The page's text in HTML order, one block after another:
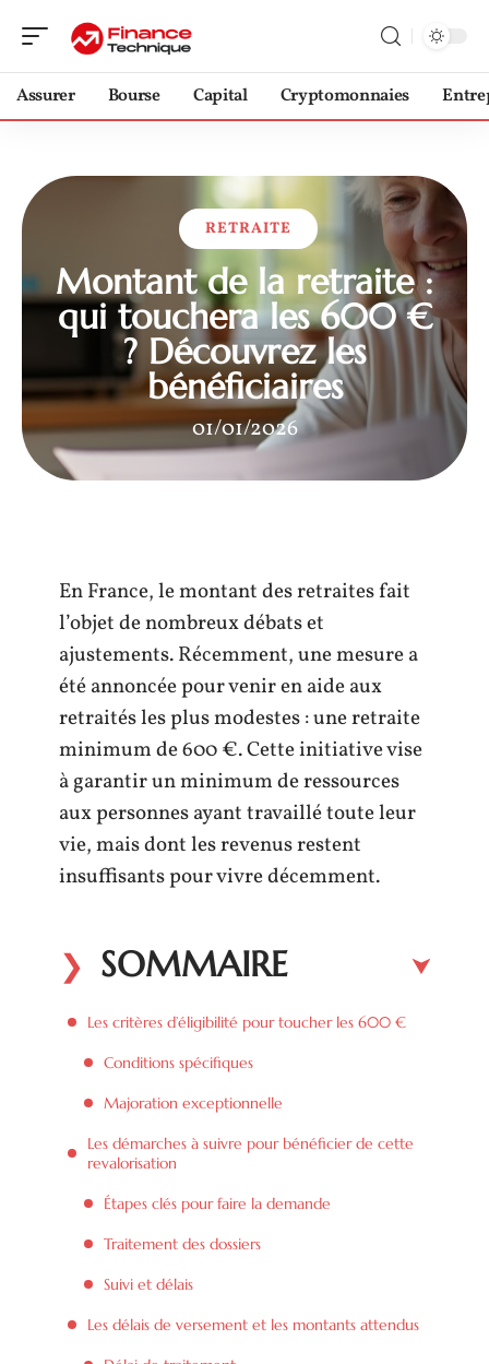
Assurer Bourse Capital Cryptomonnaies
RETRAITE
Montant de la retraite :
qui touchera les 600 €
? Découvrez les
bénéficiaires
01/01/2026
En France, le montant des retraites fait
l’objet de nombreux débats et
ajustements. Récemment, une mesure a
été annoncée pour venir en aide aux
retraités les plus modestes : une retraite
minimum de 600 €. Cette initiative vise
à garantir un minimum de ressources
aux personnes ayant travaillé toute leur
vie, mais dont les revenus restent
insuffisants pour vivre décemment.
SOMMAIRE
Les critères d’éligibilité pour toucher les 600 €
Conditions spécifiques
Majoration exceptionnelle
Les démarches à suivre pour bénéficier de cette
revalorisation
Étapes clés pour faire la demande
Traitement des dossiers
Suivi et délais
Les délais de versement et les montants attendus